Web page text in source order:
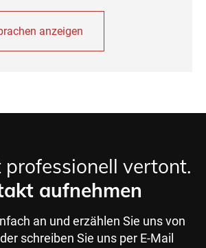
anzeigen
professionell vertont.
aufnehmen
an und erzählen Sie uns von
schreiben Sie uns per E-Mail